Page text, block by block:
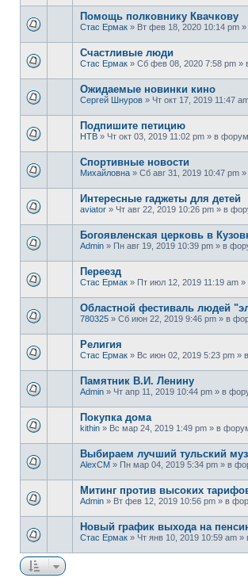
Помощь полковнику Квачкову
Стас Ермак » Вт фев 18, 2020 10:14 pm
Счастливые люди
Стас Ермак » Сб фев 08, 2020 7:58 pm »
Ожидаемые новинки кино
Сергей Шнуров » Чт окт 17, 2019 11:47
Подпишите петицию
НТВ » Чт окт 03, 2019 11:02 pm » в
Спортивные новости
Михайловна » Сб авг 31, 2019 10:47 pm
Интересные гаджеты для детей
aviator » Чт авг 22, 2019 10:26 pm » в
Богоявленская церковь в
Admin » Пн авг 19, 2019 10:39 pm » в
Переезд
Стас Ермак » Пт июл 12, 2019 11:19 am
Областной фестиваль людей
780325 » Сб июн 22, 2019 9:46 pm » в
Религия
Стас Ермак » Вс июн 02, 2019 5:23 pm »
Памятник В.И. Ленину
Admin » Чт апр 11, 2019 10:44 pm » в
Покупка дома
kithin » Вс мар 24, 2019 1:49 pm » в
Выбираем лучший тульский
AlexCM » Пн мар 04, 2019 5:34 pm » в
Митинг против высоких
Admin » Вт фев 12, 2019 10:56 pm » в
Новый график выхода на
Стас Ермак » Чт янв 10, 2019 10:59 am